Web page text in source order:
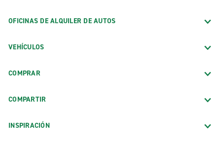
OFICINAS DE ALQUILER DE AUTOS
VEHÍCULOS
COMPRAR
COMPARTIR
INSPIRACIÓN